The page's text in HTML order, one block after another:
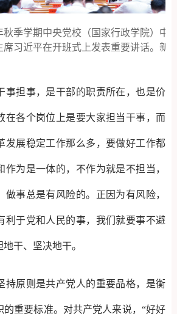
季学期中央党校（国家行政学院）中
席习近平在开班式上发表重要讲话。新
担事，是干部的职责所在，也是价
在各个岗位上是要大家担当干事，而
发展稳定工作那么多，要做好工作都
作为是一体的，不作为就是不担当，
做事总是有风险的。正因为有风险，
利于党和人民的事，我们就要事不避
干、坚决地干。
原则是共产党人的重要品格，是衡
的重要标准。对共产党人来说，“好好